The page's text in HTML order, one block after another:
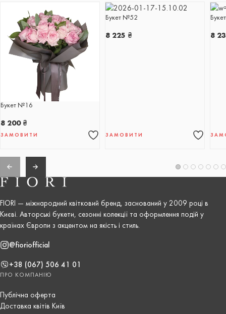
Букет №16
8 200 ₴
ЗАМОВИТИ
Букет №52
8 225 ₴
ЗАМОВИТИ
8
FIORI — міжнародний квітковий бренд, заснований у 2009 році в
Києві. Авторські букети, сезонні колекції та оформлення подій у
країнах Європи з акцентом на якість і стиль.
@fioriofficial
+38 (067) 506 41 01
ПРО КОМПАНІЮ
Публічна оферта
Доставка квітів Київ